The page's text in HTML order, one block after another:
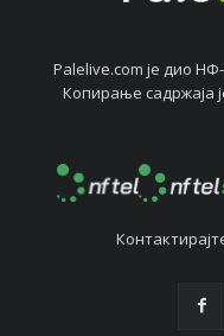
Palelive.com јe дио
Копирањe садржаја